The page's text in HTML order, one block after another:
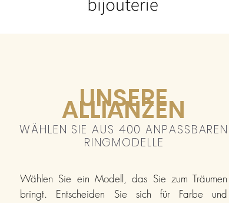
UNSERE
ALLIANZEN
WÄHLEN SIE AUS 400 ANPASSBAREN
RINGMODELLE
Wählen Sie ein Modell, das Sie zum Träumen
bringt. Entscheiden Sie sich für Farbe und